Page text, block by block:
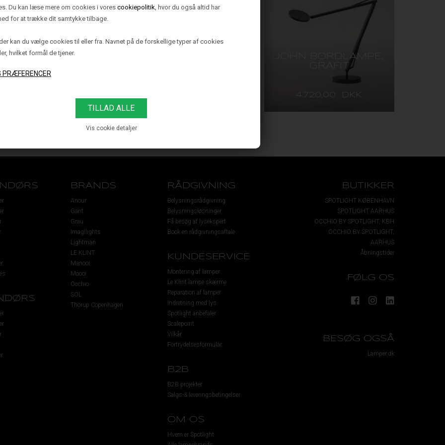
Du kan læse mere om cookies i vorescookiepolitik, hvor du også altid har
for at trække dit samtykke tilbage.
kan du vælge cookies til eller fra. Navnet på de forskellige typer af cookies
hvilket formål de tjener.
Vis cookie detaljer
BORDLAMPE,
JOHN BORDLAMPE,
BRANDS
Anour
Gant
Grau
Imagilights
Lightman
LE KLINT
Manooi
Moooi
Occhio
SOL
Thorup Copenhagen
RÅDGIVNING
Belysningsrådgivning
Belysningsløsninger
Få besøg af lysekspert
Book en rådgivningsaftale
KUNDESERVICE
Montering af lamper
Le Klint lampe skærme
Reparation af lamper
Indretning med lys
Spotlight anbefaler
Scalepoint
Vilkår
Fortrydelsesformular
B2B
B2B projekter
Salgs-& leveringsbetingelser
OM OS
Hvem er Spotlight
BUTIKKER
SPOTLIGHT KØBENHAVN
SPOTLIGHT AARHUS
OCCHIO BY SPOTLIGHT, KBH
OCCHIO BY SPOTLIGHT,
AARHUS
Åbningstider
FØLG OS
BESØG OGSÅ
Lamper.dk